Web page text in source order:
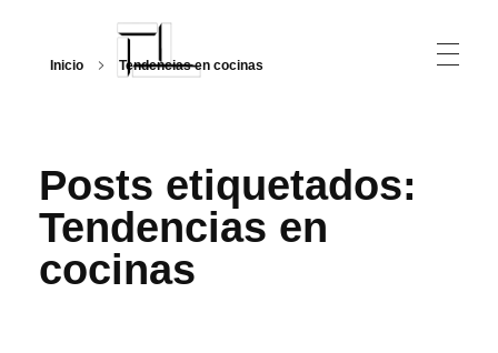
Inicio Tendencias en cocinas
Posts etiquetados:
Tendencias en
cocinas